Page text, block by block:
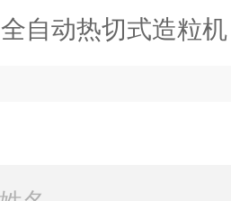
全自动热切式造粒机